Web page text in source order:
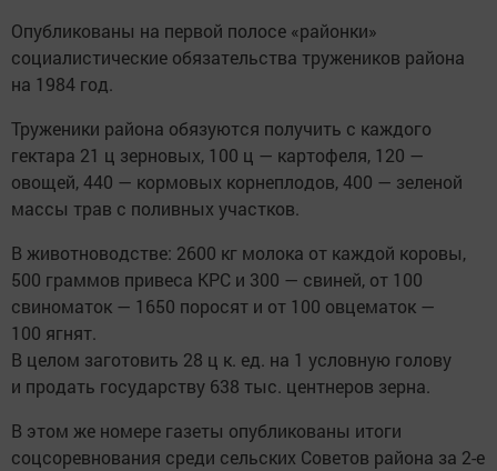
Опубликованы на первой полосе «районки»
социалистические обязательства тружеников района
на 1984 год.
Труженики района обязуются получить с каждого
гектара 21 ц зерновых, 100 ц — картофеля, 120 —
овощей, 440 — кормовых корнеплодов, 400 — зеленой
массы трав с поливных участков.
В животноводстве: 2600 кг молока от каждой коровы,
500 граммов привеса КРС и 300 — свиней, от 100
свиноматок — 1650 поросят и от 100 овцематок —
100 ягнят.
В целом заготовить 28 ц к. ед. на 1 условную голову
и продать государству 638 тыс. центнеров зерна.
В этом же номере газеты опубликованы итоги
соцсоревнования среди сельских Советов района за 2-е